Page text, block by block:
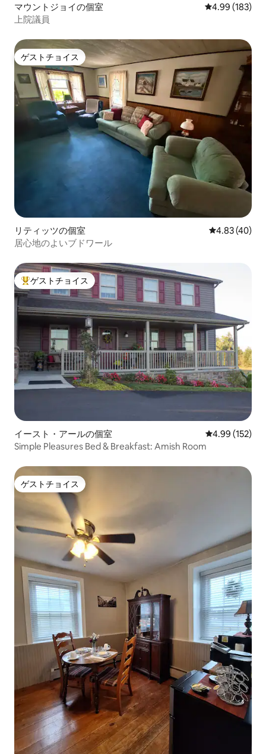
マウントジョイの個室 レビュー183
4.99 (183)
上院議員
ゲストチョイス
ゲストチョイス
リティッツの個室 レビュー40
4.83 (40)
居心地のよいブドワール
大好評のゲストチョイスです。
ゲストチョイス
イースト・アールの個室 レビュー152
4.99 (152)
Simple Pleasures Bed & Breakfast: Amish Room
ゲストチョイス
ゲストチョイス